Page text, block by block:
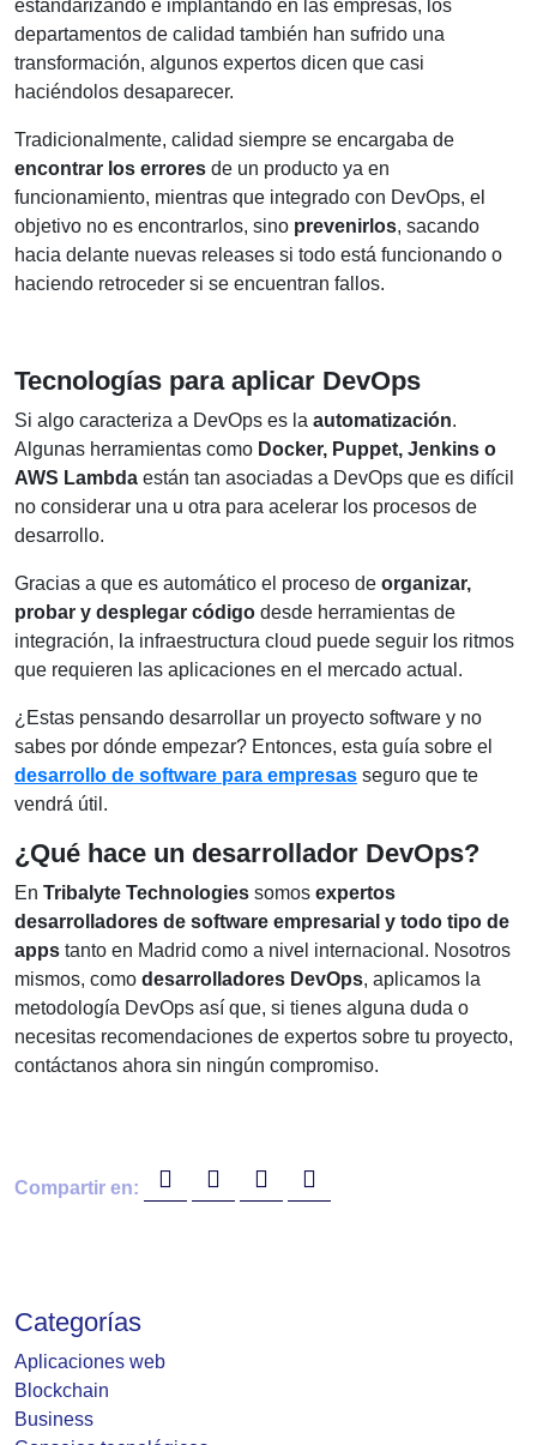
estandarizando e implantando en las empresas, los
departamentos de calidad también han sufrido una
transformación, algunos expertos dicen que casi
haciéndolos desaparecer.
Tradicionalmente, calidad siempre se encargaba de
encontrar los errores de un producto ya en
funcionamiento, mientras que integrado con DevOps, el
objetivo no es encontrarlos, sino prevenirlos, sacando
hacia delante nuevas releases si todo está funcionando o
haciendo retroceder si se encuentran fallos.
Tecnologías para aplicar DevOps
Si algo caracteriza a DevOps es la automatización.
Algunas herramientas como Docker, Puppet, Jenkins o
AWS Lambda están tan asociadas a DevOps que es difícil
no considerar una u otra para acelerar los procesos de
desarrollo.
Gracias a que es automático el proceso de organizar,
probar y desplegar código desde herramientas de
integración, la infraestructura cloud puede seguir los ritmos
que requieren las aplicaciones en el mercado actual.
¿Estas pensando desarrollar un proyecto software y no
sabes por dónde empezar? Entonces, esta guía sobre el
desarrollo de software para empresas seguro que te
vendrá útil.
¿Qué hace un desarrollador DevOps?
En Tribalyte Technologies somos expertos
desarrolladores de software empresarial y todo tipo de
apps tanto en Madrid como a nivel internacional. Nosotros
mismos, como desarrolladores DevOps, aplicamos la
metodología DevOps así que, si tienes alguna duda o
necesitas recomendaciones de expertos sobre tu proyecto,
contáctanos ahora sin ningún compromiso.
Compartir en:
Categorías
Aplicaciones web
Blockchain
Business